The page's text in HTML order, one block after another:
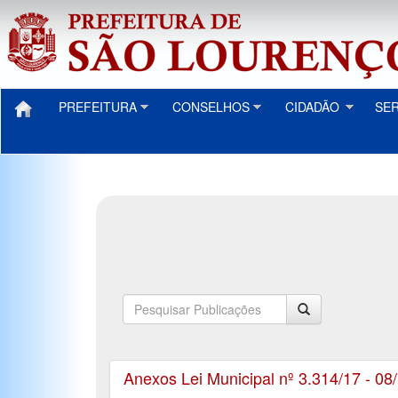
PREFEITURA CONSELHOS CIDADÃO
Anexos Lei Municipal nº 3.314/17 -